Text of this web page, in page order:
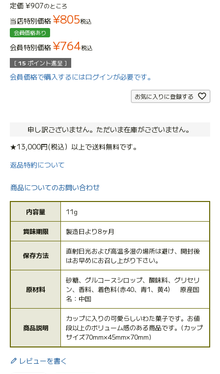
定価 ¥907のところ
当店特別価格 ¥805税込
会員価格あり
会員特別価格 ¥764税込
[15 ポイント進呈 ]
会員価格で購入するにはログインが必要です。
お気に入りに登録する
申し訳ございません。ただいま在庫がございません。
★13,000円(税込）以上で送料無料です。
返品特約について
商品についてのお問い合わせ
内容量 11g
賞味期限 製造日より8ヶ月
保存方法
直射日光および高温多湿の場所は避け、開封後
はお早めにお召し上がり下さい。
原材料
砂糖、グルコースシロップ、酸味料、グリセリ
ン、香料、着色料(赤40、青1、黄4） 原産国
名：中国
商品説明
カップに入りの可愛らしいわた菓子です。お値
段以上のボリューム感のある商品です。(カップ
サイズ70mm×45mm×70mm)
レビューを書く